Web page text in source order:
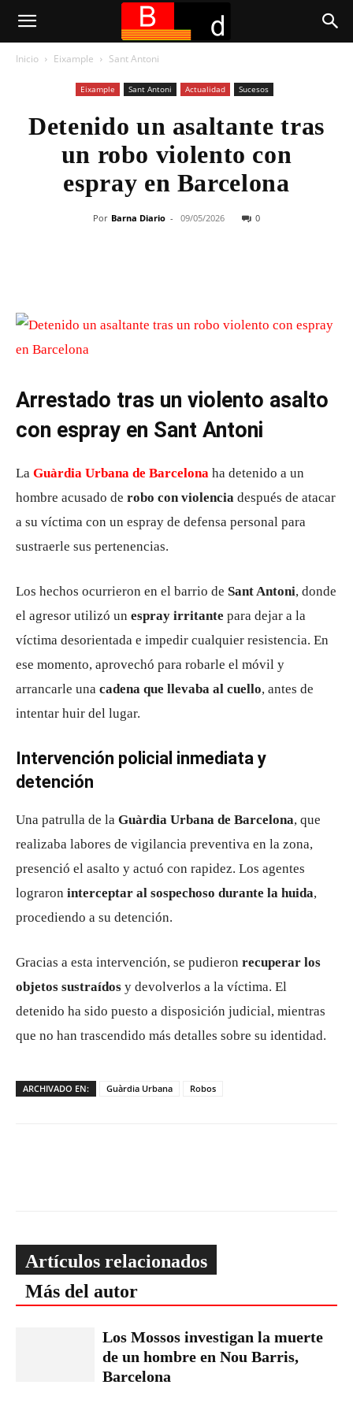
Inicio Eixample Sant Antoni
Eixample Sant Antoni Actualidad Sucesos
Detenido un asaltante tras
un robo violento con
espray en Barcelona
Por Barna Diario - 09/05/2026 0
Arrestado tras un violento asalto
con espray en Sant Antoni
La Guàrdia Urbana de Barcelona ha detenido a un
hombre acusado de robo con violencia después de atacar
a su víctima con un espray de defensa personal para
sustraerle sus pertenencias.
Los hechos ocurrieron en el barrio de Sant Antoni, donde
el agresor utilizó un espray irritante para dejar a la
víctima desorientada e impedir cualquier resistencia. En
ese momento, aprovechó para robarle el móvil y
arrancarle una cadena que llevaba al cuello, antes de
intentar huir del lugar.
Intervención policial inmediata y
detención
Una patrulla de la Guàrdia Urbana de Barcelona, que
realizaba labores de vigilancia preventiva en la zona,
presenció el asalto y actuó con rapidez. Los agentes
lograron interceptar al sospechoso durante la huida,
procediendo a su detención.
Gracias a esta intervención, se pudieron recuperar los
objetos sustraídos y devolverlos a la víctima. El
detenido ha sido puesto a disposición judicial, mientras
que no han trascendido más detalles sobre su identidad.
ARCHIVADO EN: Guàrdia Urbana Robos
Artículos relacionados
Más del autor
Los Mossos investigan la muerte
de un hombre en Nou Barris,
Barcelona